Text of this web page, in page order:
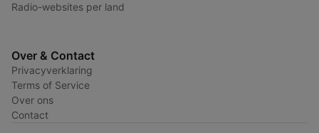
Radio-websites per land
Over & Contact
Privacyverklaring
Terms of Service
Over ons
Contact